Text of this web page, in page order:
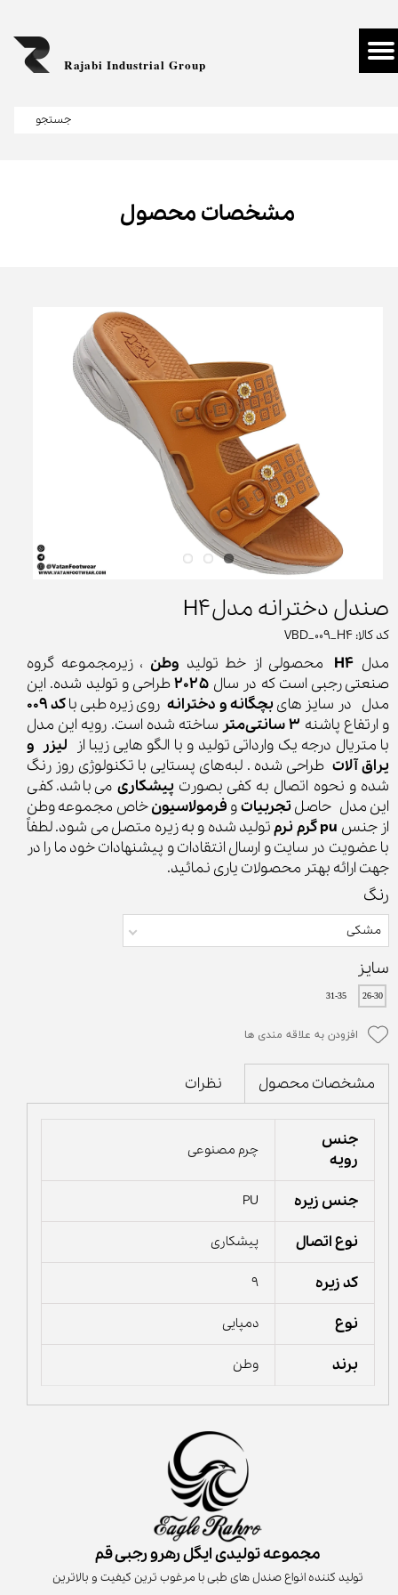
جستجو
Rajabi Industrial Group
مشخصات محصول
صندل دخترانه مدلH4
کد کالا: VBD_009_H4
مدل H4 محصولی از خط تولید وطن ، زیرمجموعه گروه
صنعتی رجبی است که در سال ۲۰۲۵طراحی و تولید شده. این
مدل در سایز هایبچگانه و دخترانهروی زیره طبی باکد 009
و ارتفاع پاشنه 3 سانتی‌متر
ساخته شده است. رویه این مدل
با متریال درجه یک وارداتی تولید و با الگو هایی زیبا از
لیزر و
یراق آلات طراحی شده . لبه‌های پستایی با تکنولوژی روز رنگ‌
شده و نحوه اتصال به کفی بصورتپیشکاری می باشد. کفی
این مدل حاصلتجربیاتو فرمولاسیونخاص مجموعه وطن
از جنس pu گرم نرم
تولید شده و به زیره متصل می شود. لطفاً
با عضویت در سایت و ارسال انتقادات و پیشنهادات خود ما را در
جهت ارائه بهتر محصولات یاری نمائید.
رنگ
مشکی
سایز
26-30
31-35
افزودن به علاقه مندی ها
مشخصات محصول نظرات
جنس
رویه
چرم مصنوعی
جنس زیره PU
نوع اتصال پیشکاری
کد زیره 9
نوع دمپایی
برند وطن
مجموعه تولیدی ایگل رهرو رجبی قم
تولید کننده انواع صندل های طبی با مرغوب ترین کیفیت و بالاترین